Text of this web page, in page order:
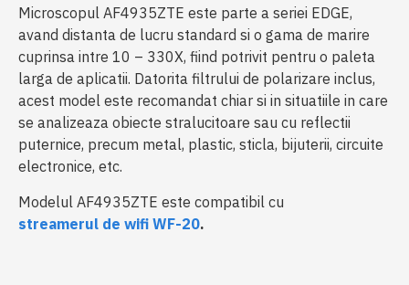
Microscopul AF4935ZTE este parte a seriei EDGE,
avand distanta de lucru standard si o gama de marire
cuprinsa intre 10 – 330X, fiind potrivit pentru o paleta
larga de aplicatii. Datorita filtrului de polarizare inclus,
acest model este recomandat chiar si in situatiile in care
se analizeaza obiecte stralucitoare sau cu reflectii
puternice, precum metal, plastic, sticla, bijuterii, circuite
electronice, etc.
Modelul AF4935ZTE este compatibil cu
streamerul de wifi WF-20.